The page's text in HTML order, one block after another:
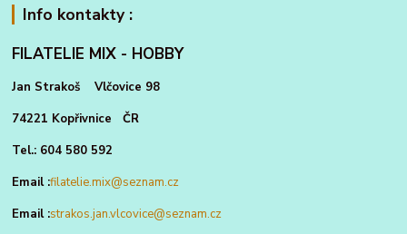
Info kontakty :
FILATELIE MIX - HOBBY
Jan Strakoš Vlčovice 98
74221 Kopřivnice ČR
Tel.: 604 580 592
Email :filatelie.mix@seznam.cz
Email :strakos.jan.vlcovice@seznam.cz